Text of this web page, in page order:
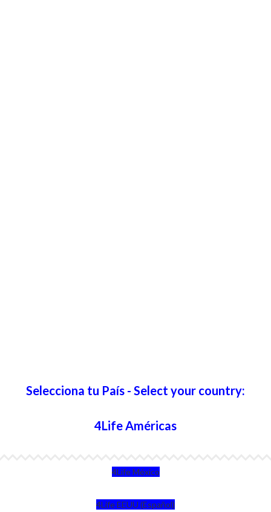
Selecciona tu País - Select your country:
4Life Américas
4Life México
4Life EEUU (Español)